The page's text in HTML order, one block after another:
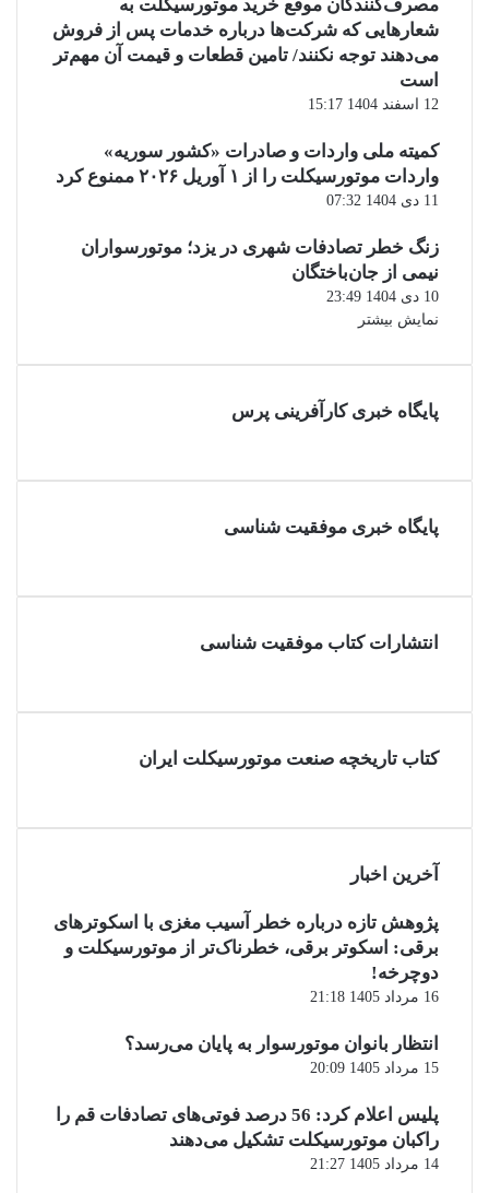
مصرف‌کنندگان موقع خرید موتورسیکلت به
شعارهایی که شرکت‌ها درباره خدمات پس از فروش
می‌دهند توجه نکنند/ تامین قطعات و قیمت آن مهم‌تر
است
12 اسفند 1404 15:17
کمیته ملی واردات و صادرات «کشور سوریه»
واردات موتورسیکلت را از ۱ آوریل ۲۰۲۶ ممنوع کرد
11 دی 1404 07:32
زنگ خطر تصادفات شهری در یزد؛ موتورسواران
نیمی از جان‌باختگان
10 دی 1404 23:49
نمایش بیشتر
پایگاه خبری کارآفرینی پرس
پایگاه خبری موفقیت شناسی
انتشارات کتاب موفقیت شناسی
کتاب تاریخچه صنعت موتورسیکلت ایران
آخرین اخبار
پژوهش تازه درباره خطر آسیب مغزی با اسکوترهای
برقی: اسکوتر برقی، خطرناک‌تر از موتورسیکلت و
دوچرخه!
16 مرداد 1405 21:18
انتظار بانوان موتورسوار به پایان می‌رسد؟
15 مرداد 1405 20:09
پلیس اعلام کرد: 56 درصد فوتی‌های تصادفات قم را
راکبان موتورسیکلت تشکیل می‌دهند
14 مرداد 1405 21:27